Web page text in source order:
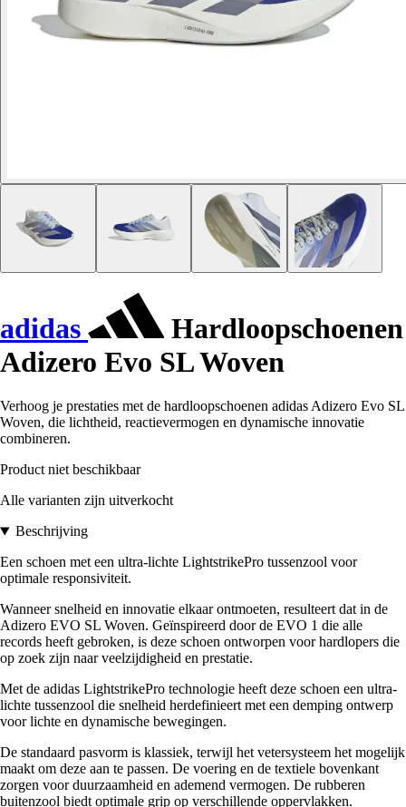
adidas
Hardloopschoenen
Adizero Evo SL Woven
Verhoog je prestaties met de hardloopschoenen adidas Adizero Evo SL
Woven, die lichtheid, reactievermogen en dynamische innovatie
combineren.
Product niet beschikbaar
Alle varianten zijn uitverkocht
Beschrijving
Een schoen met een ultra-lichte LightstrikePro tussenzool voor
optimale responsiviteit.
Wanneer snelheid en innovatie elkaar ontmoeten, resulteert dat in de
Adizero EVO SL Woven. Geïnspireerd door de EVO 1 die alle
records heeft gebroken, is deze schoen ontworpen voor hardlopers die
op zoek zijn naar veelzijdigheid en prestatie.
Met de adidas LightstrikePro technologie heeft deze schoen een ultra-
lichte tussenzool die snelheid herdefinieert met een demping ontwerp
voor lichte en dynamische bewegingen.
De standaard pasvorm is klassiek, terwijl het vetersysteem het mogelijk
maakt om deze aan te passen. De voering en de textiele bovenkant
zorgen voor duurzaamheid en ademend vermogen. De rubberen
buitenzool biedt optimale grip op verschillende oppervlakken.